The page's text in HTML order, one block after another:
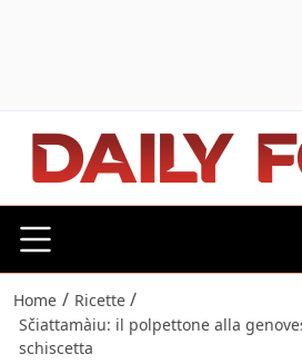
Home / Ricette /
Sčiattamàiu: il polpettone alla
schiscetta